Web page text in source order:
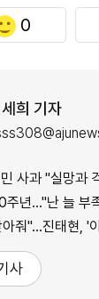
0
희 기자
사과 "실망과
주년…"난 늘 부
줘"…진태현, '
사